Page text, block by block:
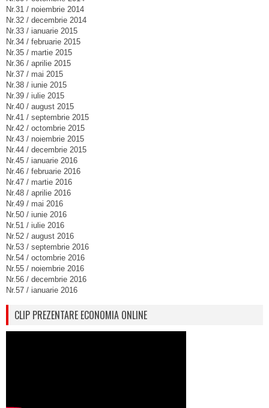
Nr.31 / noiembrie 2014
Nr.32 / decembrie 2014
Nr.33 / ianuarie 2015
Nr.34 / februarie 2015
Nr.35 / martie 2015
Nr.36 / aprilie 2015
Nr.37 / mai 2015
Nr.38 / iunie 2015
Nr.39 / iulie 2015
Nr.40 / august 2015
Nr.41 / septembrie 2015
Nr.42 / octombrie 2015
Nr.43 / noiembrie 2015
Nr.44 / decembrie 2015
Nr.45 / ianuarie 2016
Nr.46 / februarie 2016
Nr.47 / martie 2016
Nr.48 / aprilie 2016
Nr.49 / mai 2016
Nr.50 / iunie 2016
Nr.51 / iulie 2016
Nr.52 / august 2016
Nr.53 / septembrie 2016
Nr.54 / octombrie 2016
Nr.55 / noiembrie 2016
Nr.56 / decembrie 2016
Nr.57 / ianuarie 2016
CLIP PREZENTARE ECONOMIA ONLINE